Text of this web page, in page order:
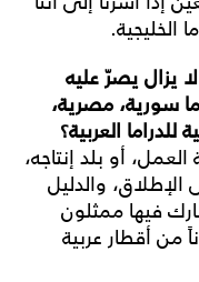
لا يزال يصرّعليه
سورية، مصرية،
للدراما العربية؟
أو بلد إنتاجه،
والدليل
فيها ممثلون
من أقطار عربية